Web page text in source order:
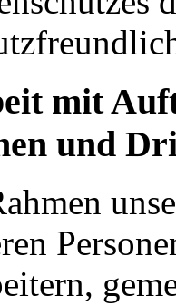
mit
und